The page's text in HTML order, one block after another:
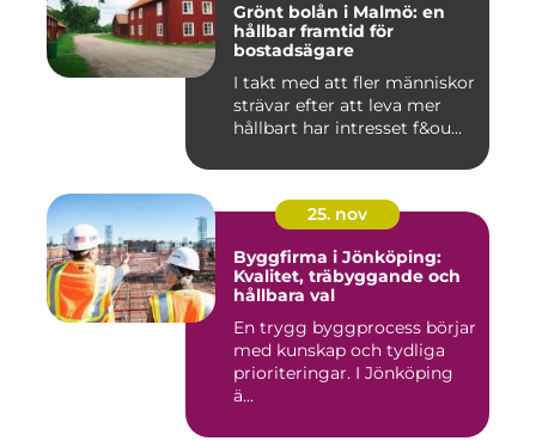
Grönt bolån i Malmö: en
hållbar framtid för
bostadsägare
I takt med att fler människor
strävar efter att leva mer
hållbart har intresset f&ou...
25. nov
Byggfirma i Jönköping:
Kvalitet, träbyggande och
hållbara val
En trygg byggprocess börjar
med kunskap och tydliga
prioriteringar. I Jönköping
ä...